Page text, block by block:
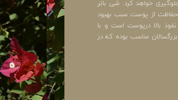
خواهد کرد. شی باتر
حفاظت از پوست سبب بهبود
بالا درپوست است و با
مناسب بوده که در